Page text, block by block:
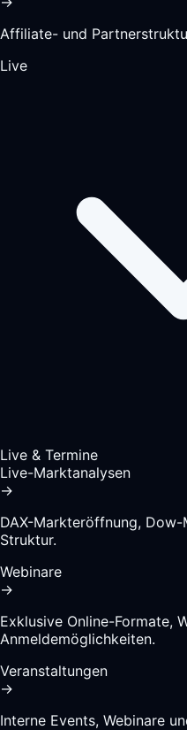
Affiliate- und
Live
Live & Termine
Live-Marktanalysen
→
DAX-Markteröffnung,
Struktur.
Webinare
→
Exklusive Online-Formate,
Anmeldemöglichkeiten.
Veranstaltungen
→
Interne Events, Webinare